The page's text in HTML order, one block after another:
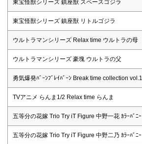
東宝怪獣シリーズ 鎮座獣 スペースゴジラ
東宝怪獣シリーズ 鎮座獣 リトルゴジラ
ウルトラマンシリーズ Relax time ウルトラの母
ウルトラマンシリーズ 豪塊 ウルトラの父
勇気爆発ﾊﾞｰﾝﾌﾞﾚｲﾊﾞｰﾝ Break time collection vol.1
TVアニメ らんま1/2 Relax time らんま
五等分の花嫁 Trio Try iT Figure 中野一花 ｶﾗｰﾊﾞﾆｰ
五等分の花嫁 Trio Try iT Figure 中野二乃 ｶﾗｰﾊﾞﾆｰ